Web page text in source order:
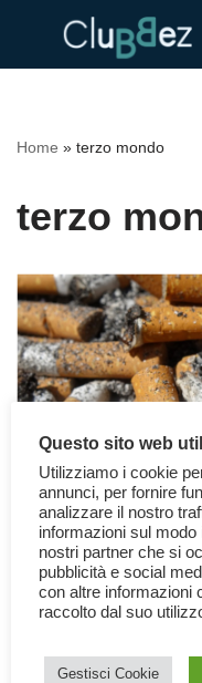
Home » terzo mondo
terzo
Sigarette e
28 Aprile 2023 Altro
Questo sito web
Utilizziamo i cookie
annunci, per fornire
analizzare il nostro
informazioni sul
nostri partner che si
pubblicità e social
con altre informazioni
raccolto dal suo
Gestisci Cookie